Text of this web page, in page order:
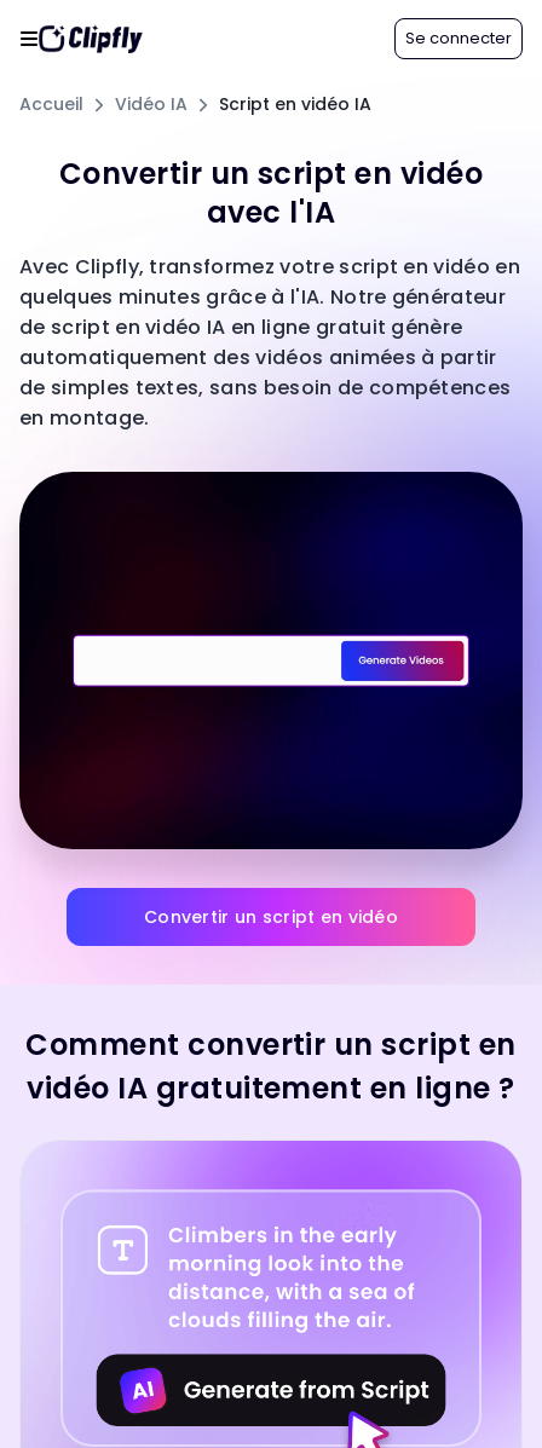
Se connecter
Accueil Vidéo IA Script en vidéo IA
Convertir un script en vidéo
avec l'IA
Avec Clipfly, transformez votre script en vidéo en
quelques minutes grâce à l'IA. Notre générateur
de script en vidéo IA en ligne gratuit génère
automatiquement des vidéos animées à partir
de simples textes, sans besoin de compétences
en montage.
Convertir un script en vidéo
Comment convertir un script en
vidéo IA gratuitement en ligne ?